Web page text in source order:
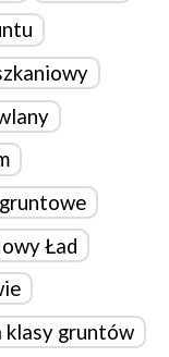
Ład
klasy gruntów